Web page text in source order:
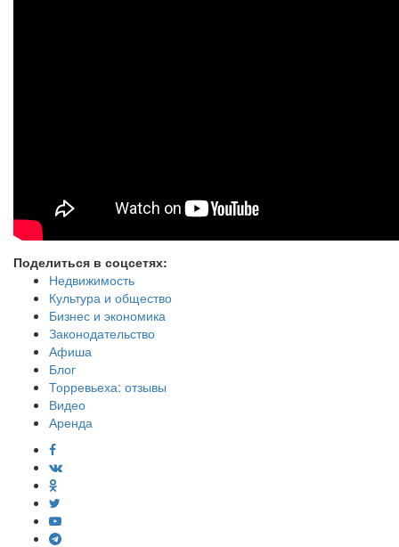
Поделиться в соцсетях:
Недвижимость
Культура и общество
Бизнес и экономика
Законодательство
Афиша
Блог
Торревьеха: отзывы
Видео
Аренда